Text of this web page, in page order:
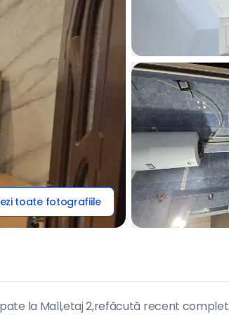
toate fotografiile
la Mall,etaj 2,refăcută recent complet